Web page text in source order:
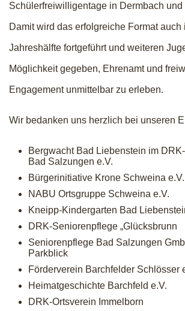
Schülerfreiwilligentage in Dermbach und
Damit wird das erfolgreiche Format auch
Jahreshälfte fortgeführt und weiteren
Möglichkeit gegeben, Ehrenamt und
Engagement unmittelbar zu erleben.
Wir bedanken uns herzlich bei unseren
Bergwacht Bad Liebenstein im
Bad Salzungen e.V.
Bürgerinitiative Krone Schweina e.V.
NABU Ortsgruppe Schweina e.V.
Kneipp-Kindergarten Bad
DRK-Seniorenpflege „Glücksbrunn
Seniorenpflege Bad Salzungen
Parkblick
Förderverein Barchfelder Schlösser
Heimatgeschichte Barchfeld e.V.
DRK-Ortsverein Immelborn